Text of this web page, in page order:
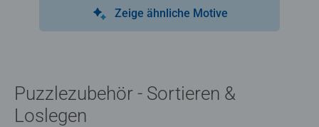
Zeige ähnliche Motive
Puzzlezubehör - Sortieren &
Loslegen